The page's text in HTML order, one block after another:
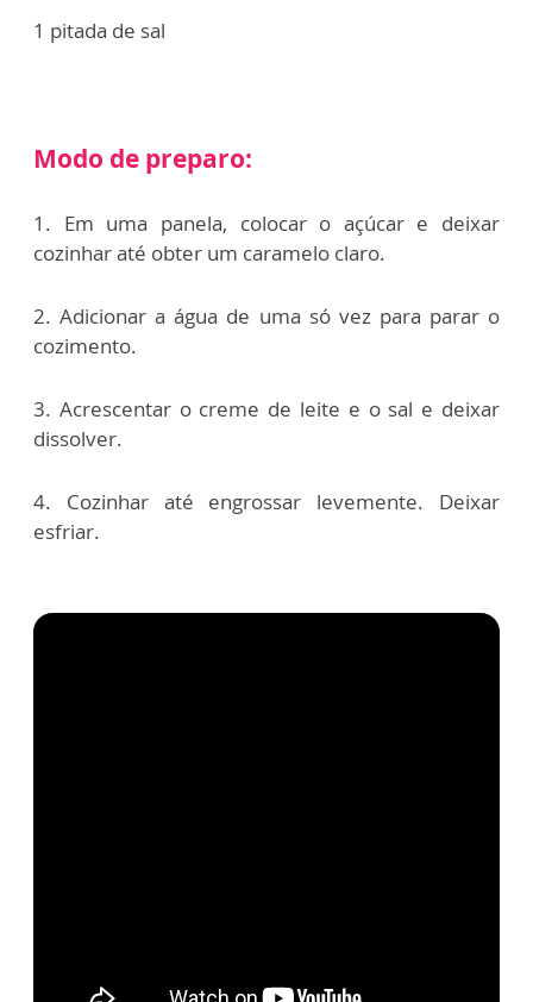
1 pitada de sal
Modo de preparo:
1. Em uma panela, colocar o açúcar e deixar
cozinhar até obter um caramelo claro.
2. Adicionar a água de uma só vez para parar o
cozimento.
3. Acrescentar o creme de leite e o sal e deixar
dissolver.
4. Cozinhar até engrossar levemente. Deixar
esfriar.